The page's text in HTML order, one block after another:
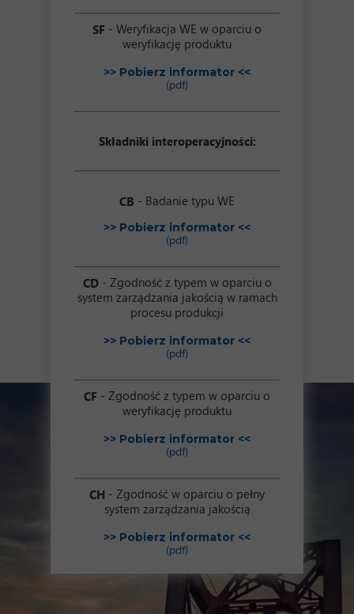
SF - Weryfikacja WE w oparciu o
weryfikację produktu
>> Pobierz informator <<
(pdf)
Składniki interoperacyjności:
CB - Badanie typu WE
>> Pobierz informator <<
(pdf)
CD- Zgodność z typem w oparciu o
system zarządzania jakością w ramach
procesu produkcji
>> Pobierz informator <<
(pdf)
CF - Zgodność z typem w oparciu o
weryfikację produktu
>> Pobierz informator <<
(pdf)
CH - Zgodność w oparciu o pełny
system zarządzania jakością
>> Pobierz informator <<
(pdf)